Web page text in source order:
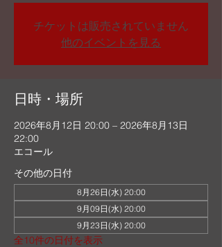
チケットは販売されていません
他のイベントを見る
日時・場所
2026年8月12日 20:00 – 2026年8月13日
22:00
エコール
その他の日付
8月26日(水) 20:00
9月09日(水) 20:00
9月23日(水) 20:00
全10件の日付を表示